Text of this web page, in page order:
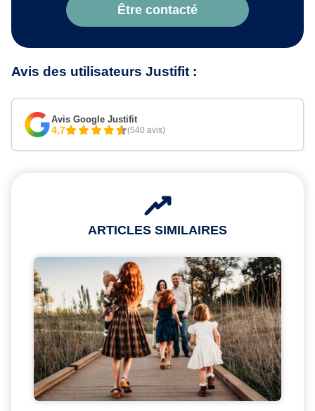
Être contacté
Avis des utilisateurs Justifit :
Avis Google Justifit
4,7 (540 avis)
ARTICLES SIMILAIRES